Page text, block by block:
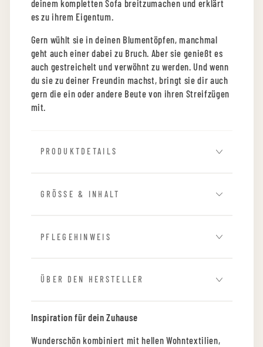
x
cm
bunt
cm
bunt
deinem kompletten Sofa breitzumachen und erklärt
es zu ihrem Eigentum.
Gern wühlt sie in deinen Blumentöpfen, manchmal
geht auch einer dabei zu Bruch. Aber sie genießt es
auch gestreichelt und verwöhnt zu werden. Und wenn
du sie zu deiner Freundin machst, bringt sie dir auch
gern die ein oder andere Beute von ihren Streifzügen
mit.
PRODUKTDETAILS
GRÖSSE & INHALT
PFLEGEHINWEIS
ÜBER DEN HERSTELLER
Inspiration für dein Zuhause
Wunderschön kombiniert mit hellen Wohntextilien,